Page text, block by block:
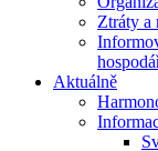
Ztráty a
Aktuálně